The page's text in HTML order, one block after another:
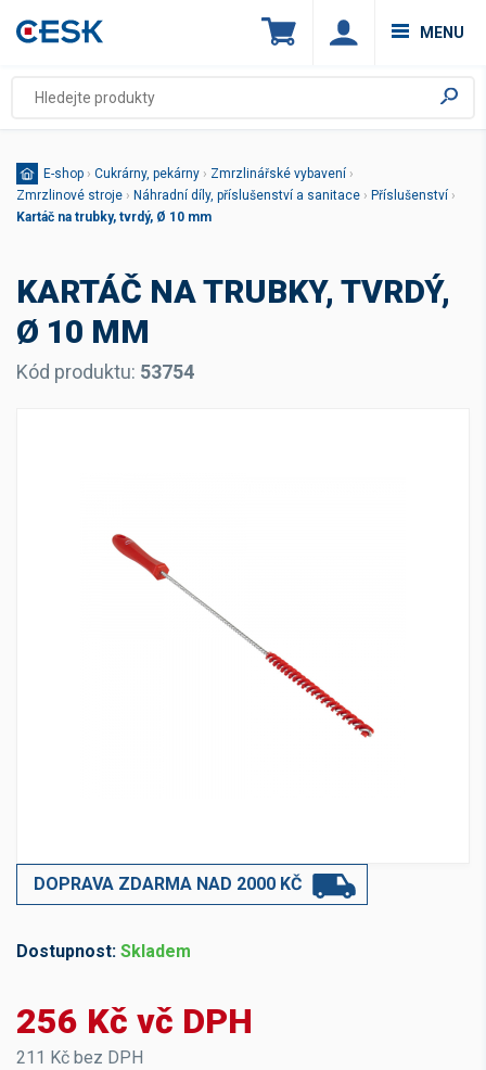
MENU
E-shop › Cukrárny, pekárny › Zmrzlinářské vybavení ›
Zmrzlinové stroje › Náhradní díly, příslušenství a sanitace › Příslušenství ›
Kartáč na trubky, tvrdý, Ø 10 mm
KARTÁČ NA TRUBKY, TVRDÝ,
Ø 10 MM
Kód produktu: 53754
DOPRAVA ZDARMA NAD 2000 KČ
Dostupnost: Skladem
256 Kč vč DPH
211 Kč bez DPH